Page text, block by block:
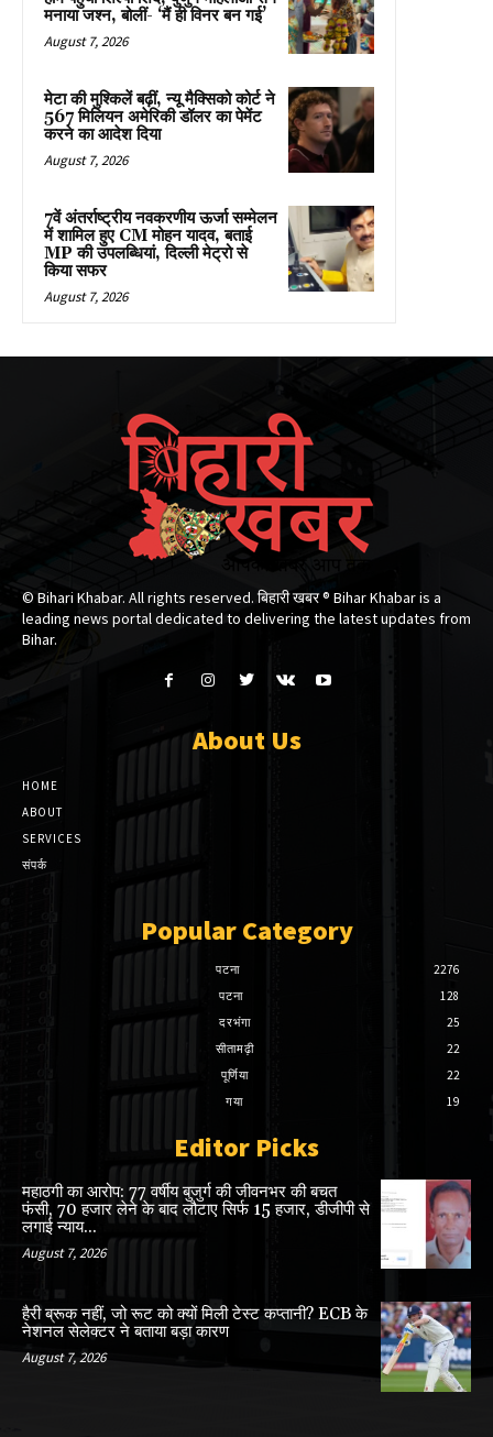
मनाया जश्न, बोलीं- ‘मैं ही विनर बन गई’
August 7, 2026
मेटा की मुश्किलें बढ़ीं, न्यू मैक्सिको कोर्ट ने
567 मिलियन अमेरिकी डॉलर का पेमेंट
करने का आदेश दिया
August 7, 2026
7वें अंतर्राष्ट्रीय नवकरणीय ऊर्जा सम्मेलन
में शामिल हुए CM मोहन यादव, बताई
MP की उपलब्धियां, दिल्ली मेट्रो से
किया सफर
August 7, 2026
© Bihari Khabar. All rights reserved. बिहारी खबर ®​ Bihar Khabar is a
leading news portal dedicated to delivering the latest updates from
Bihar.
About Us
HOME
ABOUT
SERVICES
संपर्क
Popular Category
पटना
2276
पटना
128
दरभंगा
25
सीतामढ़ी
22
पूर्णिया
22
गया
19
Editor Picks
महाठगी का आरोप: 77 वर्षीय बुजुर्ग की जीवनभर की बचत
फंसी, 70 हजार लेने के बाद लौटाए सिर्फ 15 हजार, डीजीपी से
लगाई न्याय...
August 7, 2026
हैरी ब्रूक नहीं, जो रूट को क्यों मिली टेस्ट कप्तानी? ECB के
नेशनल सेलेक्टर ने बताया बड़ा कारण
August 7, 2026